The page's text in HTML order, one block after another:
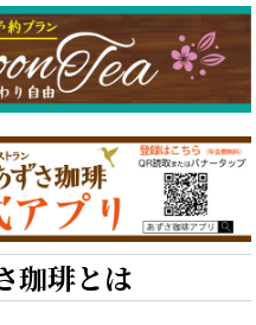
珈琲とは